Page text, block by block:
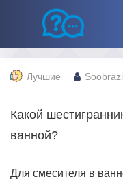
Лучшие
Какой
ванной?
Для смесителя в